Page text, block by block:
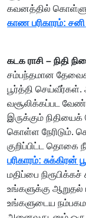
கவனத்தில்
காண பரிகாரம்:
கடக ராசி – நிதி
சம்பந்தமான
பூர்த்தி செய்வீர்கள்.
வசூலிக்கப்பட
இருக்கும்
கொள்ள நேரிடும்.
குறிப்பிட்ட தொகை
பரிகாரம்: சுக்கிரன்
மதிப்பை
உங்களுக்கு ஆறுதல்
உங்களுடைய